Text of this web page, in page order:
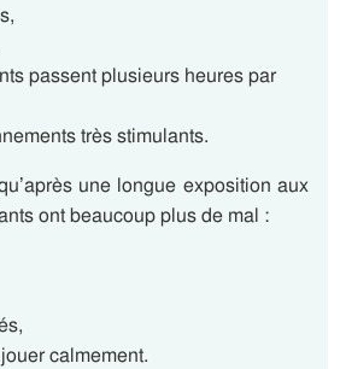
passent plusieurs heures par
très stimulants.
une longue exposition aux
ont beaucoup plus de mal :
calmement.